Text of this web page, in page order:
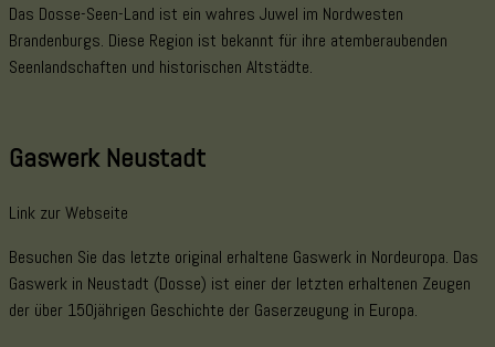
Das Dosse-Seen-Land ist ein wahres Juwel im Nordwesten
Brandenburgs. Diese Region ist bekannt für ihre atemberaubenden
Seenlandschaften und historischen Altstädte.
Gaswerk Neustadt
Link zur Webseite
Besuchen Sie das letzte original erhaltene Gaswerk in Nordeuropa. Das
Gaswerk in Neustadt (Dosse) ist einer der letzten erhaltenen Zeugen
der über 150jährigen Geschichte der Gaserzeugung in Europa.